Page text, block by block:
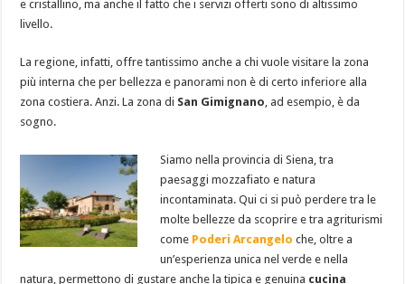
e cristallino, ma anche il fatto che i servizi offerti sono di altissimo
livello.
La regione, infatti, offre tantissimo anche a chi vuole visitare la zona
più interna che per bellezza e panorami non è di certo inferiore alla
zona costiera. Anzi. La zona di San Gimignano , ad esempio, è da
sogno.
Siamo nella provincia di Siena, tra
paesaggi mozzafiato e natura
incontaminata. Qui ci si può perdere tra le
molte bellezze da scoprire e tra agriturismi
come Poderi Arcangelo che, oltre a
un’esperienza unica nel verde e nella
natura, permettono di gustare anche la tipica e genuina cucina